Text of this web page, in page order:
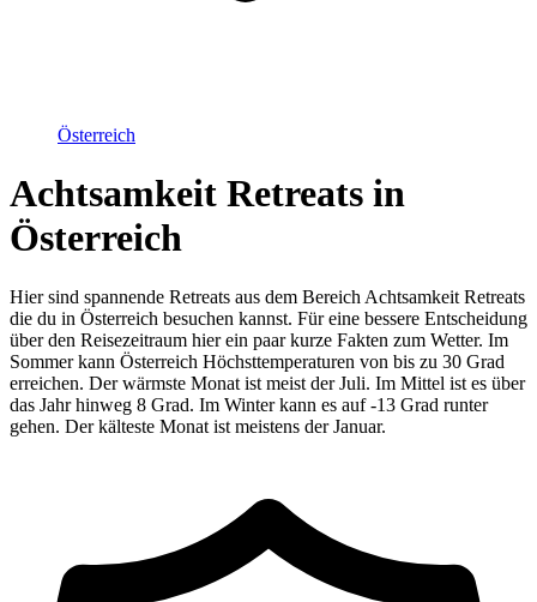
Österreich
Achtsamkeit Retreats in
Österreich
Hier sind spannende Retreats aus dem Bereich Achtsamkeit Retreats
die du in Österreich besuchen kannst. Für eine bessere Entscheidung
über den Reisezeitraum hier ein paar kurze Fakten zum Wetter. Im
Sommer kann Österreich Höchsttemperaturen von bis zu 30 Grad
erreichen. Der wärmste Monat ist meist der Juli. Im Mittel ist es über
das Jahr hinweg 8 Grad. Im Winter kann es auf -13 Grad runter
gehen. Der kälteste Monat ist meistens der Januar.